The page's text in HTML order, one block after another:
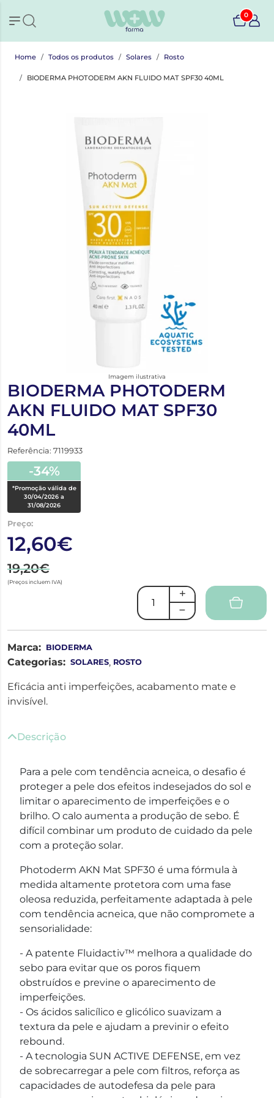
0
Home Todos os produtos Solares Rosto
BIODERMA PHOTODERM AKN FLUIDO MAT SPF30 40ML
Imagem ilustrativa
BIODERMA PHOTODERM
AKN FLUIDO MAT SPF30
40ML
Referência: 7119933
-34%
*Promoção válida de
30/04/2026 a
31/08/2026
Preço:
12,60€
19,20€
(Preços incluem IVA)
Marca: BIODERMA
Categorias: SOLARES, ROSTO
Eficácia anti imperfeições, acabamento mate e
invisível.
Descrição
Para a pele com tendência acneica, o desafio é
proteger a pele dos efeitos indesejados do sol e
limitar o aparecimento de imperfeições e o
brilho. O calo aumenta a produção de sebo. É
difícil combinar um produto de cuidado da pele
com a proteção solar.
Photoderm AKN Mat SPF30 é uma fórmula à
medida altamente protetora com uma fase
oleosa reduzida, perfeitamente adaptada à pele
com tendência acneica, que não compromete a
sensorialidade:
- A patente Fluidactiv™ melhora a qualidade do
sebo para evitar que os poros fiquem
obstruídos e previne o aparecimento de
imperfeições.
- Os ácidos salicílico e glicólico suavizam a
textura da pele e ajudam a previnir o efeito
rebound.
- A tecnologia SUN ACTIVE DEFENSE, em vez
de sobrecarregar a pele com filtros, reforça as
capacidades de autodefesa da pele para